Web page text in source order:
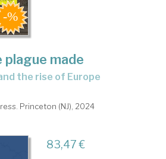
made
the rise of Europe
Princeton (NJ), 2024
83,47 €